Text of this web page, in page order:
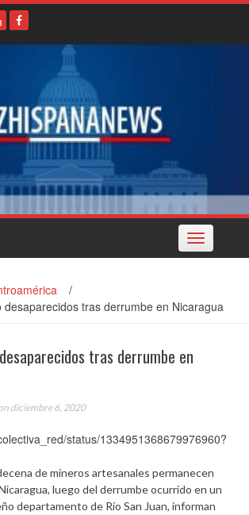
Toggle
navigation
/
desaparecidos tras derrumbe en Nicaragua
tras derrumbe en
diciembre 6, 2020
status/1334951368679976960?
de mineros artesanales permanecen
luego del derrumbe ocurrido en un
departamento de Río San Juan, informan